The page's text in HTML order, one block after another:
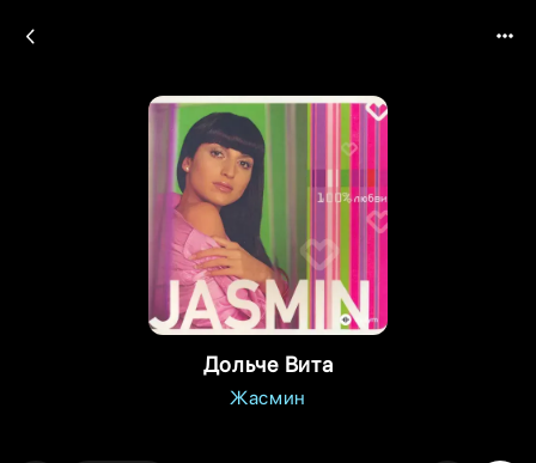
Дольче Вита
Жасмин